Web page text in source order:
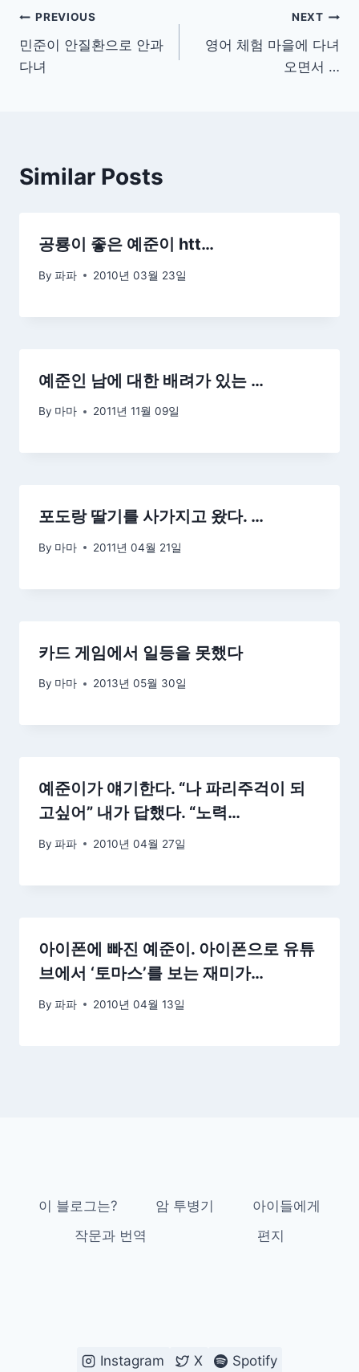
글
탐
PREVIOUS
민준이 안질환으로 안과
다녀
NEXT
영어 체험 마을에 다녀
오면서 …
Similar Posts
공룡이 좋은 예준이 htt…
By 파파 2010년 03월 23일
예준인 남에 대한 배려가 있는 …
By 마마 2011년 11월 09일
포도랑 딸기를 사가지고 왔다. …
By 마마 2011년 04월 21일
카드 게임에서 일등을 못했다
By 마마 2013년 05월 30일
예준이가 얘기한다. “나 파리주걱이 되
고싶어” 내가 답했다. “노력…
By 파파 2010년 04월 27일
아이폰에 빠진 예준이. 아이폰으로 유튜
브에서 ‘토마스’를 보는 재미가…
By 파파 2010년 04월 13일
이 블로그는? 암 투병기
아이들에게
작문과 번역
편지
Instagram X Spotify